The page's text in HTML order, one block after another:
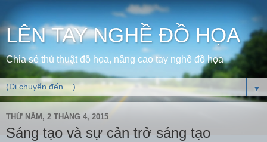
LÊN TAY NGHỀ ĐỒ HỌA
Chia sẻ thủ thuật đồ họa, nâng cao tay nghề đồ họa
▼
THỨ NĂM, 2 THÁNG 4, 2015
Sáng tạo và sự cản trở sáng tạo